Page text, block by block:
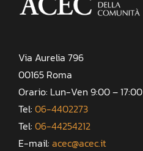
Via Aurelia 796
00165 Roma
Orario: Lun-Ven 9:00 – 17:00
Tel: 06-4402273
Tel: 06-44254212
E-mail: acec@acec.it